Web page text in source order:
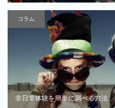
コラム
非日常体験を簡単に調べる方法